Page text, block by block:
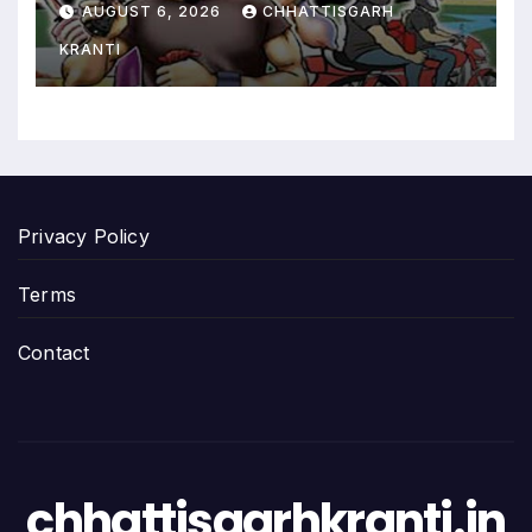
AUGUST 6, 2026 CHHATTISGARH
KRANTI
Privacy Policy
Terms
Contact